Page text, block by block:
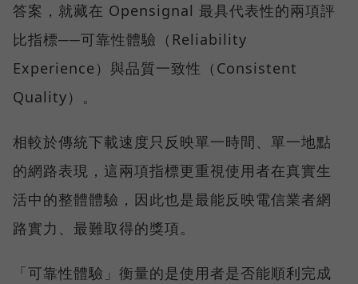
答案，就藏在 Opensignal 最具代表性的兩項評
比指標──可靠性體驗（Reliability
Experience）與品質一致性（Consistent
Quality）。
相較於傳統下載速度只反映單一時間、單一地點
的網路表現，這兩項指標更重視使用者在真實生
活中的整體體驗，因此也是最能反映電信業者網
路實力、最難取得的獎項。
「可靠性體驗」衡量的是使用者是否能順利完成